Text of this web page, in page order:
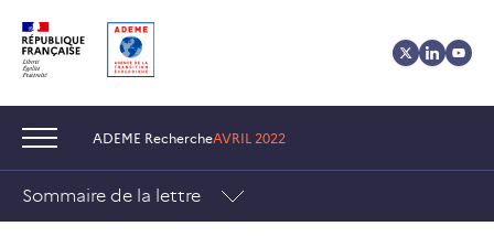
au
contenu
au
menu
des
cookies
Navigation :ADEME RechercheAVRIL 2022
Sommaire de la lettre